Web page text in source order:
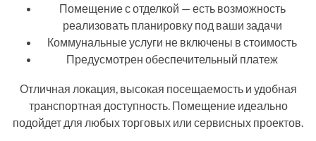
Помещение с отделкой — есть возможность
реализовать планировку под ваши задачи
Коммунальные услуги не включены в стоимость
Предусмотрен обеспечительный платеж
Отличная локация, высокая посещаемость и удобная
транспортная доступность. Помещение идеально
подойдет для любых торговых или сервисных проектов.